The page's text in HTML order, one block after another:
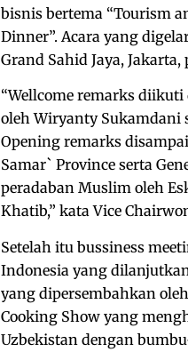
bisnis bertema “Tourism
Dinner”. Acara yang
Grand Sahid Jaya,
“Wellcome remarks
oleh Wiryanty Sukamdani
Opening remarks
Samar` Province serta
peradaban Muslim oleh
Khatib,” kata Vice
Setelah itu bussiness
Indonesia yang
yang dipersembahkan
Cooking Show yang
Uzbekistan dengan